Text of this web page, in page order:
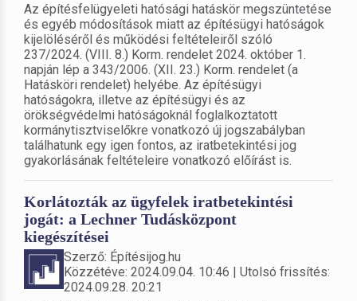
Az építésfelügyeleti hatósági hatáskör megszüntetése
és egyéb módosítások miatt az építésügyi hatóságok
kijelöléséről és működési feltételeiről szóló
237/2024. (VIII. 8.) Korm. rendelet 2024. október 1.
napján lép a 343/2006. (XII. 23.) Korm. rendelet (a
Hatásköri rendelet) helyébe. Az építésügyi
hatóságokra, illetve az építésügyi és az
örökségvédelmi hatóságoknál foglalkoztatott
kormánytisztviselőkre vonatkozó új jogszabályban
találhatunk egy igen fontos, az iratbetekintési jog
gyakorlásának feltételeire vonatkozó előírást is.
Korlátozták az ügyfelek iratbetekintési
jogát: a Lechner Tudásközpont
kiegészítései
Szerző: Építésijog.hu
Közzétéve: 2024.09.04. 10:46 | Utolsó frissítés:
2024.09.28. 20:21